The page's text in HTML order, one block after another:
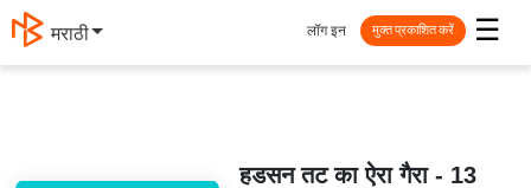
मराठी ☰
लॉग इन मुक्त प्रकाशित करें
हडसन तट का ऐरा गैरा - 13